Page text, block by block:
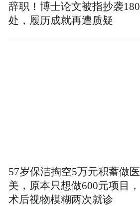
辞职！博士论文被指抄袭180
处，履历成就再遭质疑
57岁保洁掏空5万元积蓄做医
美，原本只想做600元项目，
术后视物模糊两次就诊